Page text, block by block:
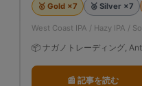
🥇 Gold ×7 🥈 Silver ×7
West Coast IPA / Hazy IPA /
📦 ナガノトレーディング,
📰 記事を読む